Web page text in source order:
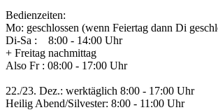
Bedienzeiten:
Mo: geschlossen (wenn Feiertag dann Di
Di-Sa : 8:00 - 14:00 Uhr
+ Freitag nachmittag
Also Fr : 08:00 - 17:00 Uhr
22./23. Dez.: werktäglich 8:00 - 17:00 Uhr
Heilig Abend/Silvester: 8:00 - 11:00 Uhr